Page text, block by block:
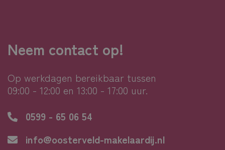
Neem contact op!
Op werkdagen bereikbaar tussen
09:00 - 12:00 en 13:00 - 17:00 uur.
0599 - 65 06 54
info@oosterveld-makelaardij.nl